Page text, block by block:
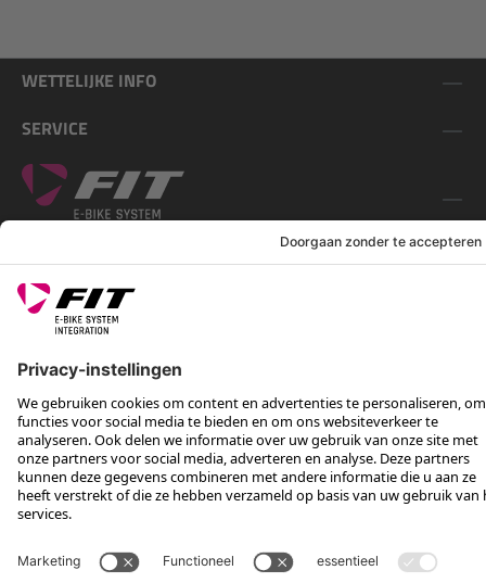
WETTELIJKE INFO
SERVICE
*Aanbevolen verkoopprijs incl. btw, excl. verzendkosten
Rotax Bike Technology AG © 2025